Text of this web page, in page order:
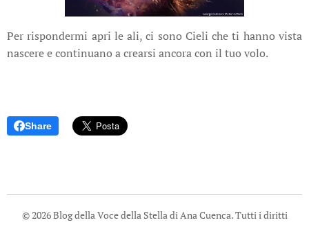
Per rispondermi apri le ali, ci sono Cieli che ti hanno vista
nascere e continuano a crearsi ancora con il tuo volo.
Share
© 2026 Blog della Voce della Stella di Ana Cuenca. Tutti i diritti